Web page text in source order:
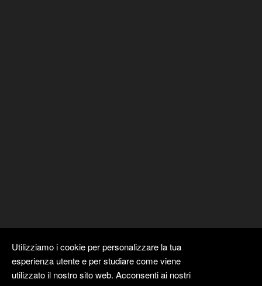
Utilizziamo i cookie per personalizzare la tua
esperienza utente e per studiare come viene
utilizzato il nostro sito web. Acconsenti ai nostri